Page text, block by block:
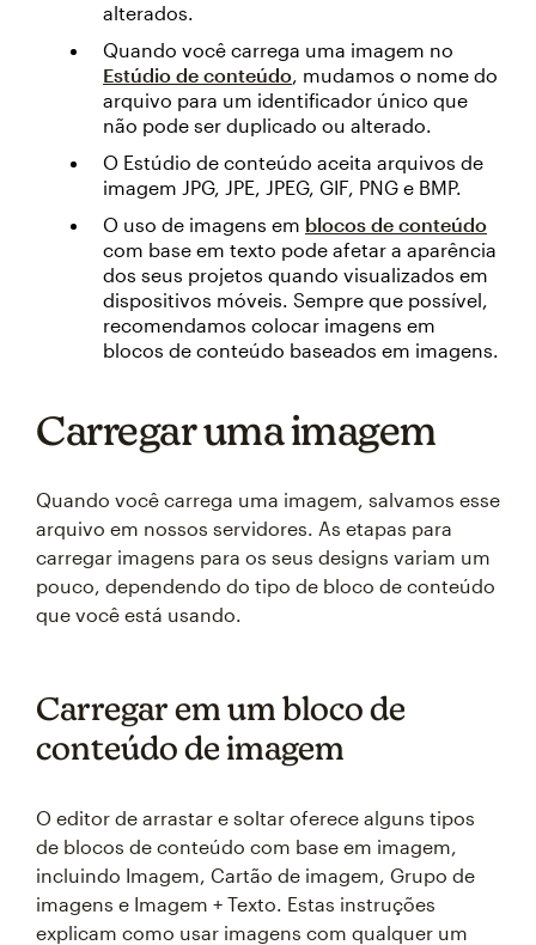
alterados.
Quando você carrega uma imagem no
Estúdio de conteúdo, mudamos o nome do
arquivo para um identificador único que
não pode ser duplicado ou alterado.
O Estúdio de conteúdo aceita arquivos de
imagem JPG, JPE, JPEG, GIF, PNG e BMP.
O uso de imagens em blocos de conteúdo
com base em texto pode afetar a aparência
dos seus projetos quando visualizados em
dispositivos móveis. Sempre que possível,
recomendamos colocar imagens em
blocos de conteúdo baseados em imagens.
Carregar uma imagem
Quando você carrega uma imagem, salvamos esse
arquivo em nossos servidores. As etapas para
carregar imagens para os seus designs variam um
pouco, dependendo do tipo de bloco de conteúdo
que você está usando.
Carregar em um bloco de
conteúdo de imagem
O editor de arrastar e soltar oferece alguns tipos
de blocos de conteúdo com base em imagem,
incluindo Imagem, Cartão de imagem, Grupo de
imagens e Imagem + Texto. Estas instruções
explicam como usar imagens com qualquer um